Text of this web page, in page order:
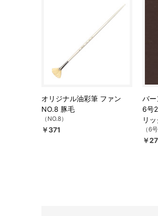
オリジナル油彩筆 ファン
NO.8 豚毛
（NO.8）
￥371
バー
6号
リ
（6
￥